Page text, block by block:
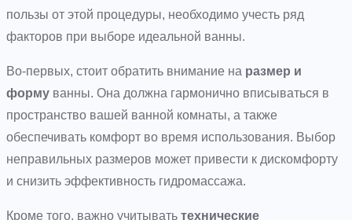
пользы от этой процедуры, необходимо учесть ряд
факторов при выборе идеальной ванны.
Во-первых, стоит обратить внимание на размер и
форму ванны. Она должна гармонично вписываться в
пространство вашей ванной комнаты, а также
обеспечивать комфорт во время использования. Выбор
неправильных размеров может привести к дискомфорту
и снизить эффективность гидромассажа.
Кроме того, важно учитывать технические